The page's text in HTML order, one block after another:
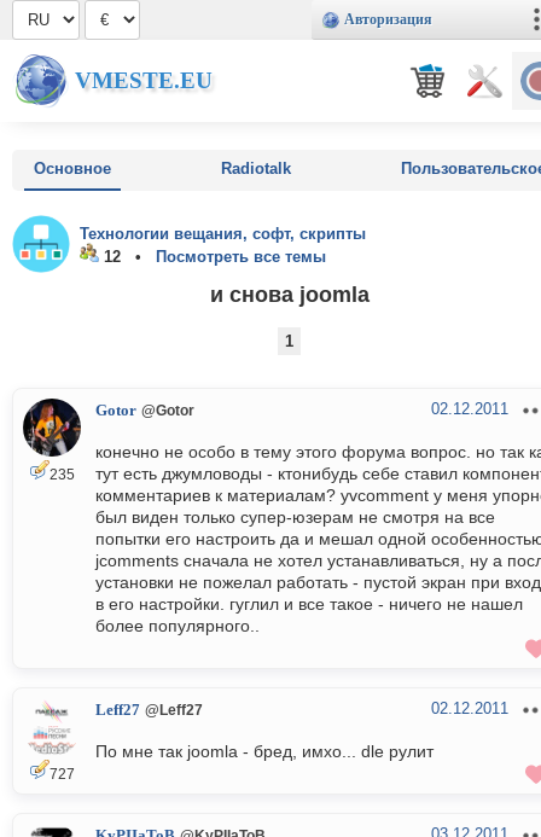
Авторизация
VMESTE.EU
Основное Radiotalk
Технологии вещания, софт, скрипты
12 •
Посмотреть все темы
и снова joomla
1
235
Gotor @Gotor 02.12.2011
конечно не особо в тему этого форума вопрос. но так
тут есть джумловоды - ктонибудь себе ставил
комментариев к материалам? yvcomment у меня
был виден только супер-юзерам не смотря на все
попытки его настроить да и мешал одной
jcomments сначала не хотел устанавливаться, ну а
установки не пожелал работать - пустой экран при
в его настройки. гуглил и все такое - ничего не нашел
более популярного..
727
Leff27 @Leff27 02.12.2011
По мне так joomla - бред, имхо... dle рулит